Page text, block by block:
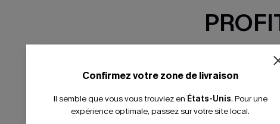
Confirmez votre zone de livraison
Il semble que vous vous trouviez en États-Unis. Pour une
expérience optimale, passez sur votre site local.
-15%
*Un code par